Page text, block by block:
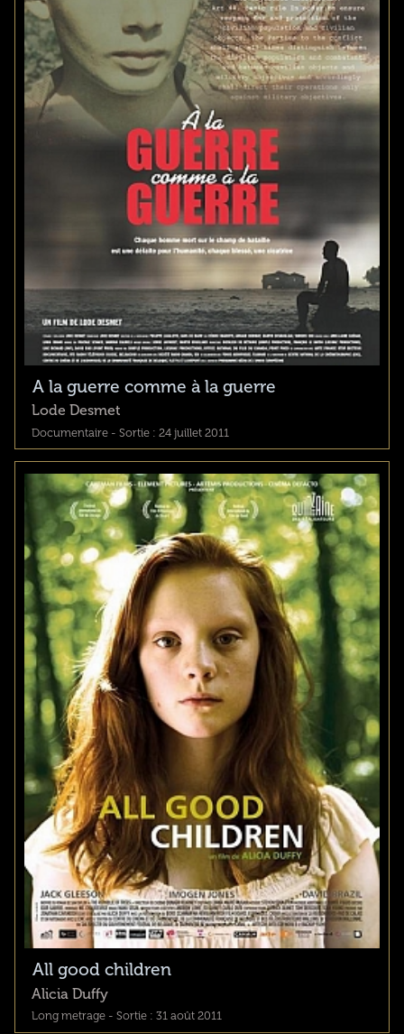
A la guerre comme à la guerre
Lode Desmet
Documentaire - Sortie : 24 juillet 2011
All good children
Alicia Duffy
Long metrage - Sortie : 31 août 2011